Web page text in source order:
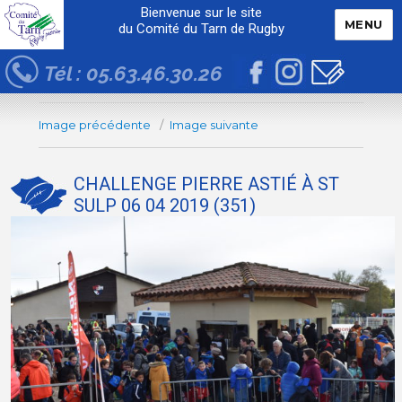
Bienvenue sur le site
du Comité du Tarn de Rugby
Tél : 05.63.46.30.26
MENU
Image précédente Image suivante
CHALLENGE PIERRE ASTIÉ À ST
SULP 06 04 2019 (351)